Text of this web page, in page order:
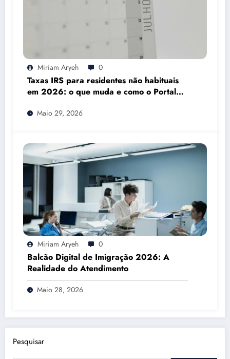
Miriam Aryeh 0
Taxas IRS para residentes não habituais
em 2026: o que muda e como o Portal
das Finanças pode ajudar
Maio 29, 2026
Miriam Aryeh 0
Balcão Digital de Imigração 2026: A
Realidade do Atendimento
Maio 28, 2026
Pesquisar